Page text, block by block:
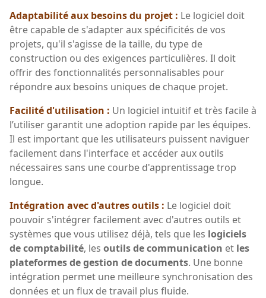
Adaptabilité aux besoins du projet : Le logiciel doit
être capable de s'adapter aux spécificités de vos
projets, qu'il s'agisse de la taille, du type de
construction ou des exigences particulières. Il doit
offrir des fonctionnalités personnalisables pour
répondre aux besoins uniques de chaque projet.
Facilité d'utilisation : Un logiciel intuitif et très facile à
l’utiliser garantit une adoption rapide par les équipes.
Il est important que les utilisateurs puissent naviguer
facilement dans l'interface et accéder aux outils
nécessaires sans une courbe d'apprentissage trop
longue.
Intégration avec d'autres outils : Le logiciel doit
pouvoir s'intégrer facilement avec d'autres outils et
systèmes que vous utilisez déjà, tels que les logiciels
de comptabilité, les outils de communication et les
plateformes de gestion de documents. Une bonne
intégration permet une meilleure synchronisation des
données et un flux de travail plus fluide.